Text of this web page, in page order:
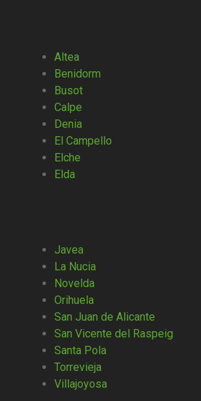
Altea
Benidorm
Busot
Calpe
Denia
El Campello
Elche
Elda
Javea
La Nucia
Novelda
Orihuela
San Juan de Alicante
San Vicente del Raspeig
Santa Pola
Torrevieja
Villajoyosa